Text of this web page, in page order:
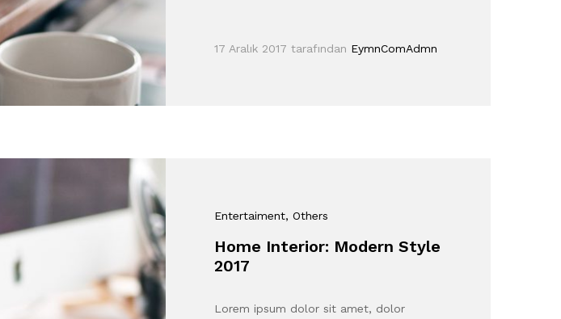
17 Aralık 2017 tarafından EymnComAdmn
Entertaiment, Others
Home Interior: Modern Style
2017
Lorem ipsum dolor sit amet, dolor